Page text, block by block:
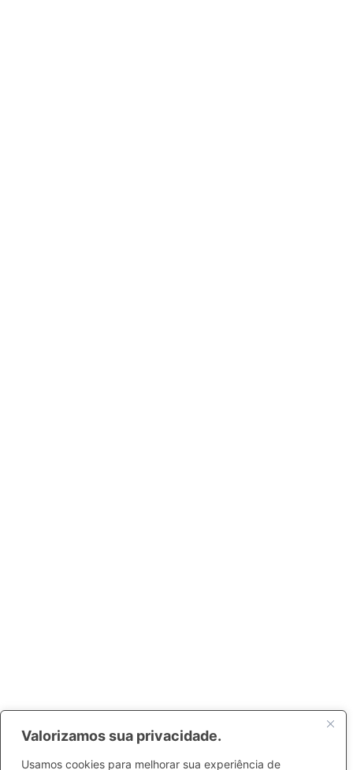
Valorizamos sua privacidade.
Usamos cookies para melhorar sua experiência de